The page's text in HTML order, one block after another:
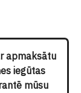
apmaksātu
iegūtas
mūsu